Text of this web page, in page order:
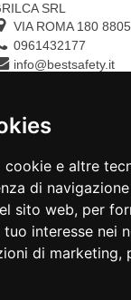
e altre
di
sito web, per
tuo interesse nei
di marketing,
SRL
VIA ROMA 180
0961432177
info@bestsafety.it
CONTROLLA LO
N.ORDINE: